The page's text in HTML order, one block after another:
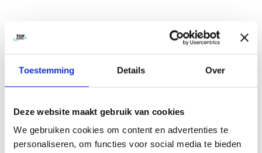
Toestemming Details Over
Deze website maakt gebruik van cookies
We gebruiken cookies om content en advertenties te
personaliseren, om functies voor social media te bieden